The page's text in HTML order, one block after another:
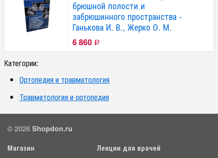
брюшной полости и
забрюшинного пространства -
Ганькова И. В., Жерко О. М.
6 860 Р
Категории:
Ортопедия и травматология
Травматология и ортопедия
© 2026 Shopdon.ru
Магазин
Лекции для врачей